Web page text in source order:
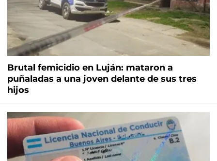
Brutal femicidio en Luján: mataron a
puñaladas a una joven delante de sus tres
hijos